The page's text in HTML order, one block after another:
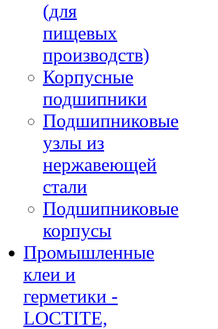
(для
пищевых
производств)
Корпусные
подшипники
Подшипниковые
узлы из
нержавеющей
стали
Подшипниковые
корпусы
Промышленные
клеи и
герметики -
LOCTITE,